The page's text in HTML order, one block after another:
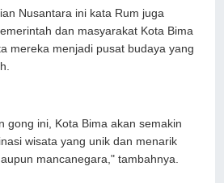
Nusantara ini kata Rum juga
dan masyarakat Kota Bima
mereka menjadi pusat budaya yang
gong ini, Kota Bima akan semakin
wisata yang unik dan menarik
mancanegara," tambahnya.